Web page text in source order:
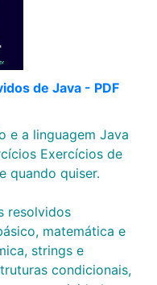
de Java - PDF
e a linguagem Java
Exercícios de
quando quiser.
resolvidos
matemática e
strings e
condicionais,